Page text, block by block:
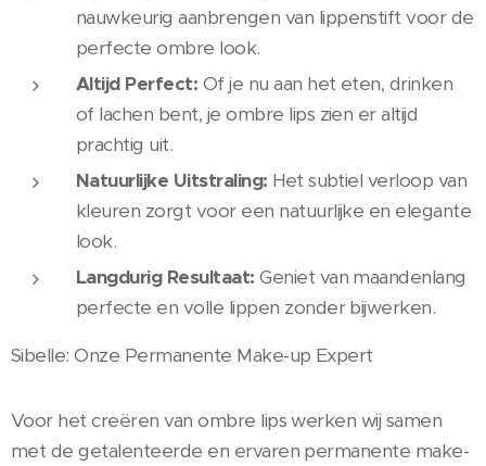
nauwkeurig aanbrengen van lippenstift voor de
perfecte ombre look.
Altijd Perfect: Of je nu aan het eten, drinken
of lachen bent, je ombre lips zien er altijd
prachtig uit.
Natuurlijke Uitstraling: Het subtiel verloop van
kleuren zorgt voor een natuurlijke en elegante
look.
Langdurig Resultaat: Geniet van maandenlang
perfecte en volle lippen zonder bijwerken.
Sibelle: Onze Permanente Make-up Expert
Voor het creëren van ombre lips werken wij samen
met de getalenteerde en ervaren permanente make-